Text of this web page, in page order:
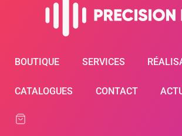
BOUTIQUE SERVICES
CATALOGUES CONTACT